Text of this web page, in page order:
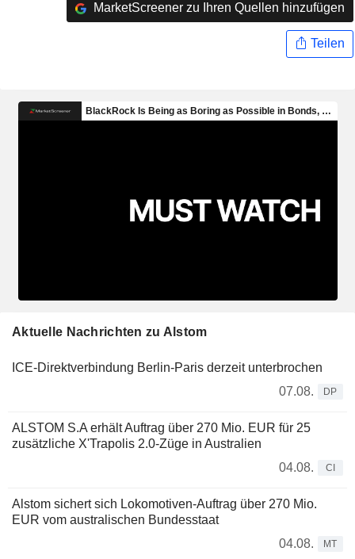
MarketScreener zu Ihren Quellen hinzufügen
Teilen
Aktuelle Nachrichten zu Alstom
ICE-Direktverbindung Berlin-Paris derzeit unterbrochen
07.08.
DP
ALSTOM S.A erhält Auftrag über 270 Mio. EUR für 25
zusätzliche X'Trapolis 2.0-Züge in Australien
04.08.
CI
Alstom sichert sich Lokomotiven-Auftrag über 270 Mio.
EUR vom australischen Bundesstaat
04.08.
MT